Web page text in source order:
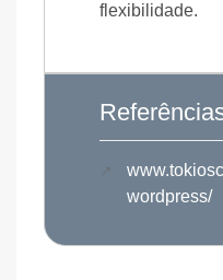
flexibilidade.
wordpress/